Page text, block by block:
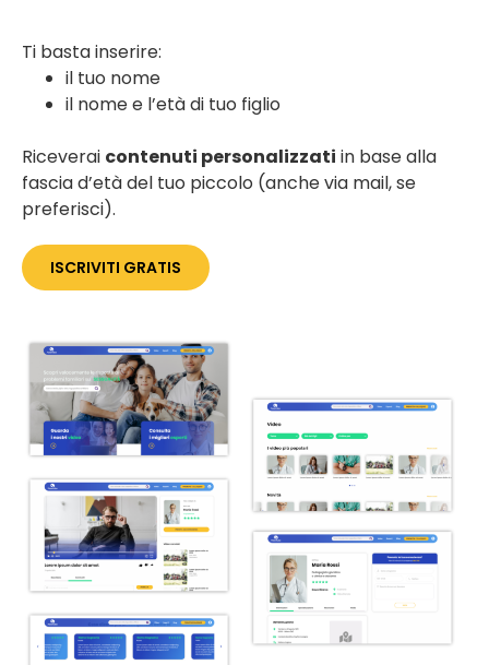
Ti basta inserire:
il tuo nome
il nome e l’età di tuo figlio
Riceverai contenuti personalizzati in base alla
fascia d’età del tuo piccolo (anche via mail, se
preferisci).
ISCRIVITI GRATIS